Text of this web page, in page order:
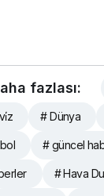
fazlası:
# Dünya
# güncel
# Hava